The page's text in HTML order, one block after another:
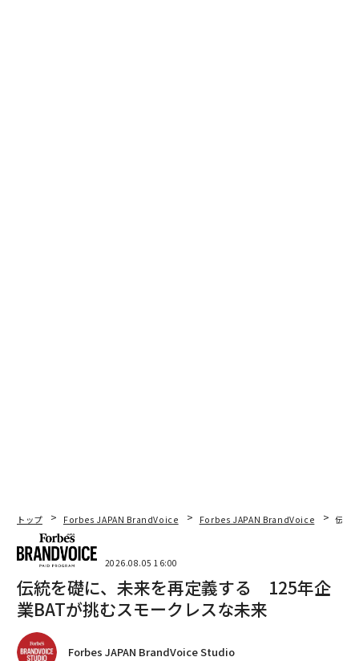
トップ Forbes JAPAN BrandVoice Forbes JAPAN BrandVoice 伝統
2026.08.05 16:00
伝統を礎に、未来を再定義する 125年企
業BATが挑むスモークレスな未来
Forbes JAPAN BrandVoice Studio